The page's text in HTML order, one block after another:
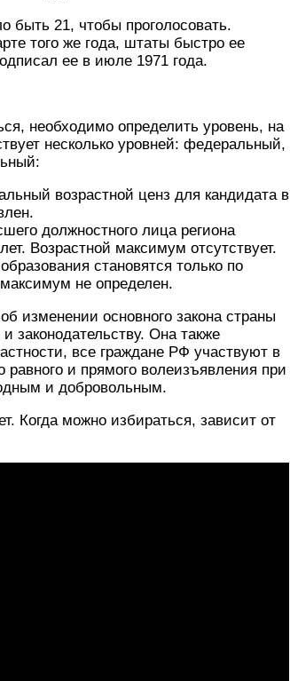
быть 21, чтобы проголосовать.
того же года, штаты быстро ее
ее в июле 1971 года.
необходимо определить уровень, на
несколько уровней: федеральный,
возрастной ценз для кандидата в
должностного лица региона
Возрастной максимум отсутствует.
становятся только по
не определен.
изменении основного закона страны
законодательству. Она также
все граждане РФ участвуют в
и прямого волеизъявления при
и добровольным.
Когда можно избираться, зависит от